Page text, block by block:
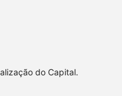
do Capital.